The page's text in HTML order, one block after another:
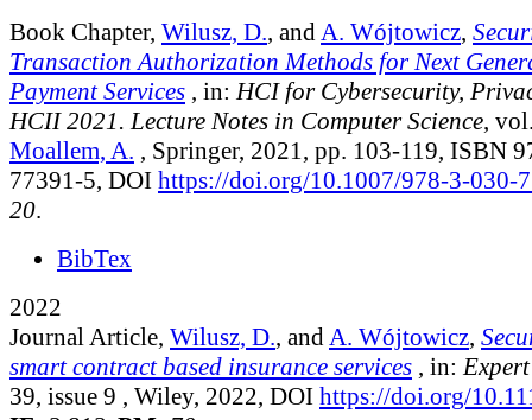
Book Chapter, Wilusz, D., and A. Wójtowicz,
Transaction Authorization Methods for Next
Payment Services , in: HCI for Cybersecurity,
HCII 2021. Lecture Notes in Computer Science,
Moallem, A. , Springer, 2021, pp. 103-119, ISBN
77391-5, DOI https://doi.org/10.1007/978-3-030-
20.
BibTex
2022
Journal Article, Wilusz, D., and A. Wójtowicz,
smart contract based insurance services , in:
39, issue 9 , Wiley, 2022, DOI https://doi.org/